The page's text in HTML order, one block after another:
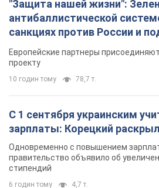
правительство объявило об
стипендий
6 годин тому 4,7 т.
«Нам они тоже нужны»:
просьбу Зеленского о
для Patriot
Американские запасы отдельных
ограничены